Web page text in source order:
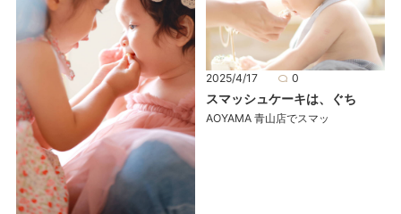
2025/4/17 0
スマッシュケーキは、ぐち
AOYAMA 青山店でスマッ